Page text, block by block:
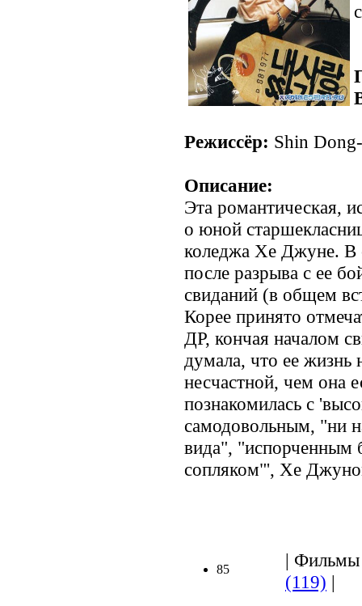
Режиссёр: Shin
Описание:
Эта романтическая,
о юной
коледжа Хе Джуне. В
после разрыва с ее
свиданий (в общем
Корее принято
ДР, кончая началом
думала, что ее жизнь
несчастной, чем она
познакомилась с
самодовольным, "ни
вида", "испорченным
сопляком"', Хе
85
|
(119) |